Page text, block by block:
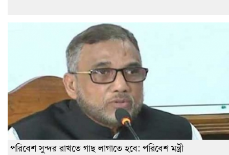
পরিবেশ সুন্দর রাখতে গাছ লাগাতে হবে: পরিবেশ মন্ত্রী